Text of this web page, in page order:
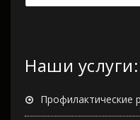
Наши услуги:
Профилактические